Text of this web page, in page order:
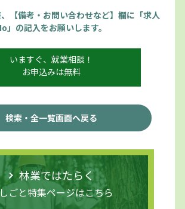
【備考・お問い合わせなど】欄に「求人
」の記入をお願いします。
いますぐ、就業相談！
お申込みは無料
検索・全一覧画面へ戻る
林業ではたらく
ごと特集ページはこちら